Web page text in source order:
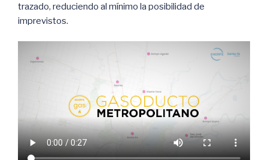
trazado, reduciendo al mínimo la posibilidad de
imprevistos.